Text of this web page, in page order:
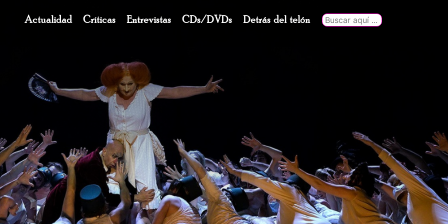
Navegación
Actualidad Críticas Entrevistas CDs/DVDs Detrás del telón
Buscar